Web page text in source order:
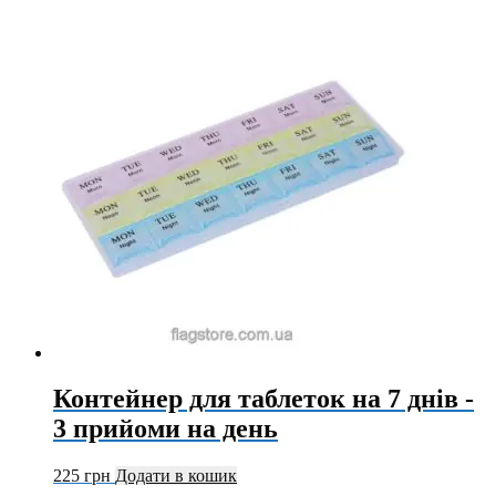
Контейнер для таблеток на 7 днів -
3 прийоми на день
225 грн Додати в кошик